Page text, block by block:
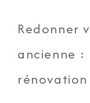
Redonner
ancienne
rénovation